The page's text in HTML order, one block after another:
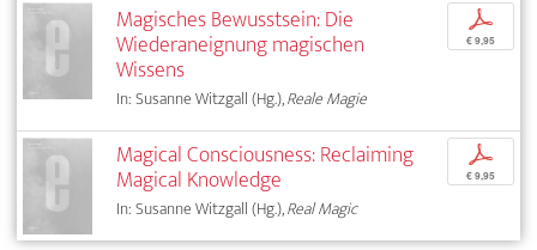
Magisches Bewusstsein: Die
Wiederaneignung magischen
Wissens
In: Susanne Witzgall (Hg.),Reale Magie
p
€ 9,95
Magical Consciousness: Reclaiming
Magical Knowledge
In: Susanne Witzgall (Hg.),Real Magic
p
€ 9,95